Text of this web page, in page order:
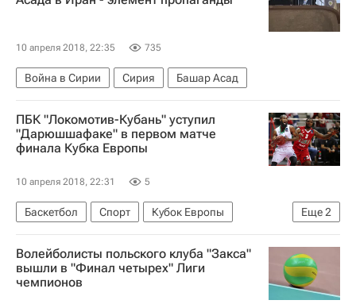
10 апреля 2018, 22:35 735
Война в Сирии Сирия Башар Асад
ПБК "Локомотив-Кубань" уступил
"Дарюшшафаке" в первом матче
финала Кубка Европы
10 апреля 2018, 22:31 5
Еще2
Баскетбол Спорт
Кубок Европы
Дарюшшафака
ПБК Локомотив-Кубань
Волейболисты польского клуба "Закса"
вышли в "Финал четырех" Лиги
чемпионов